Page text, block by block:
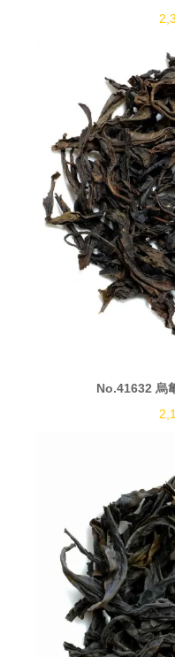
No.41632 烏